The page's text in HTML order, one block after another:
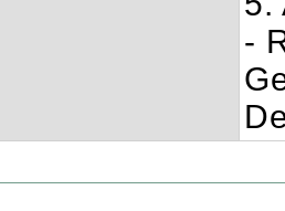
-